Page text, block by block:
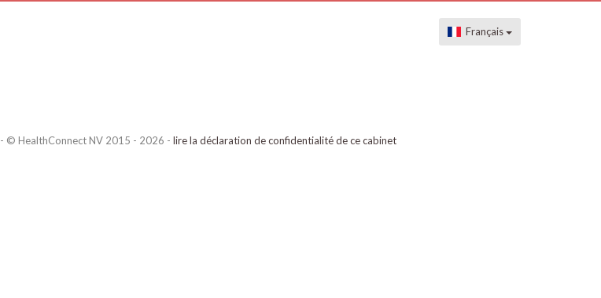
Français
- © HealthConnect NV 2015 - 2026 - lire la déclaration de confidentialité de ce cabinet